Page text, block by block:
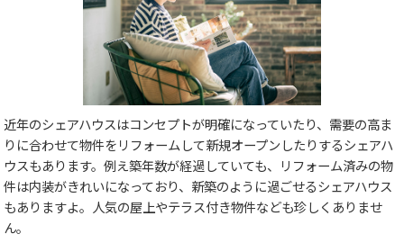
近年のシェアハウスはコンセプトが明確になっていたり、需要の高ま
りに合わせて物件をリフォームして新規オープンしたりするシェアハ
ウスもあります。例え築年数が経過していても、リフォーム済みの物
件は内装がきれいになっており、新築のように過ごせるシェアハウス
もありますよ。人気の屋上やテラス付き物件なども珍しくありませ
ん。